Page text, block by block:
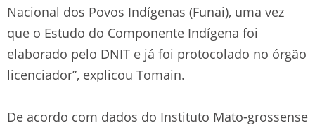
Nacional dos Povos Indígenas (Funai), uma vez
que o Estudo do Componente Indígena foi
elaborado pelo DNIT e já foi protocolado no órgão
licenciador”, explicou Tomain.
De acordo com dados do Instituto Mato-grossense